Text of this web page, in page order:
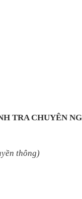
TRA CHUYÊN
thông)